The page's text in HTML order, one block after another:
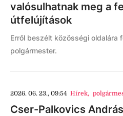
valósulhatnak meg a
útfelújítások
Erről beszélt közösségi oldalára
polgármester.
2026. 06. 23., 09:54 Hírek,
Cser-Palkovics